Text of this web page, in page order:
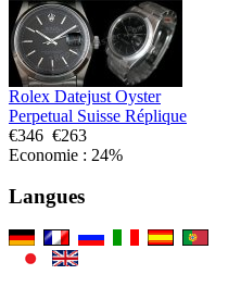
Rolex Datejust Oyster
Perpetual Suisse Réplique
€346 €263
Economie : 24%
Langues